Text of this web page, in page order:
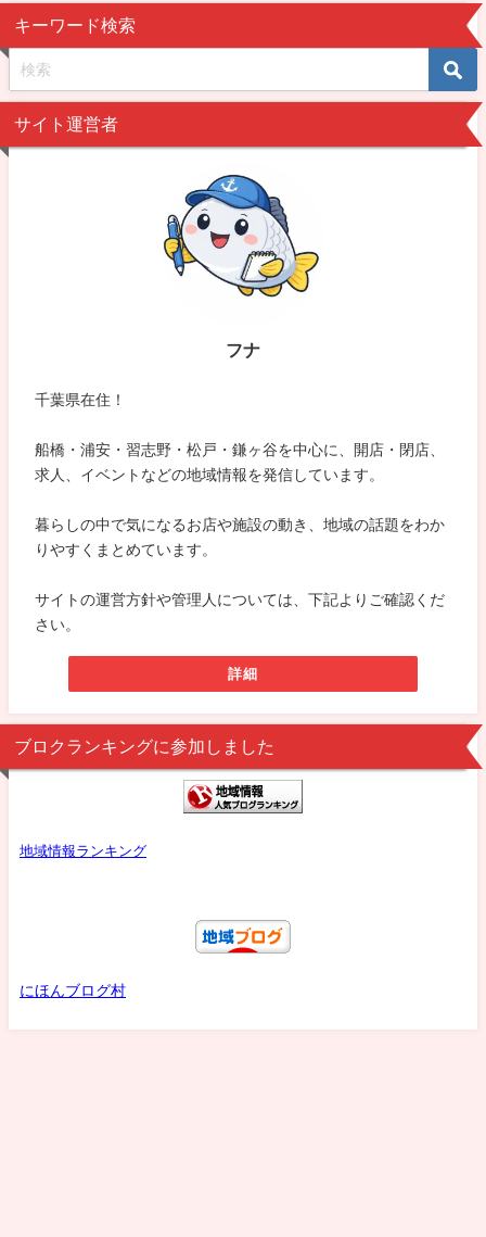
キーワード検索
サイト運営者
フナ
千葉県在住！
船橋・浦安・習志野・松戸・鎌ヶ谷を中心に、開店・閉店、
求人、イベントなどの地域情報を発信しています。
暮らしの中で気になるお店や施設の動き、地域の話題をわか
りやすくまとめています。
サイトの運営方針や管理人については、下記よりご確認くだ
さい。
詳細
ブロクランキングに参加しました
地域情報ランキング
にほんブログ村